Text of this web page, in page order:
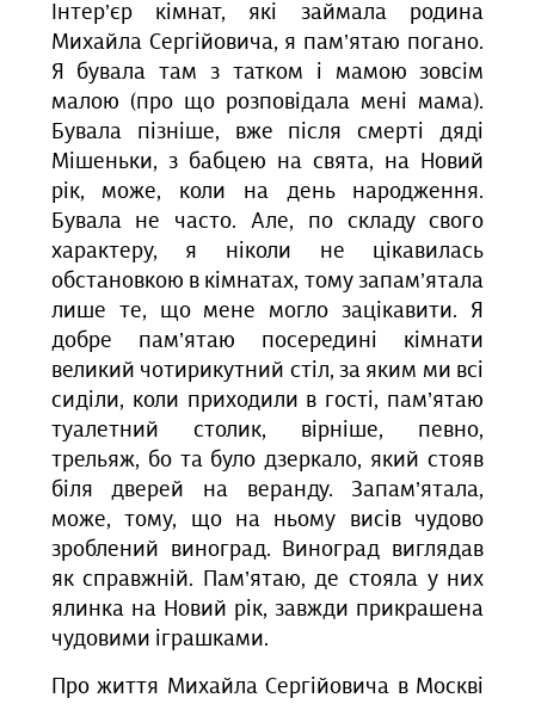
Інтер’єр кімнат, які займала родина
Михайла Сергійовича, я пам’ятаю погано.
Я бувала там з татком і мамою зовсім
малою (про що розповідала мені мама).
Бувала пізніше, вже після смерті дяді
Мішеньки, з бабцею на свята, на Новий
рік, може, коли на день народження.
Бувала не часто. Але, по складу свого
характеру, я ніколи не цікавилась
обстановкою в кімнатах, тому запам’ятала
лише те, що мене могло зацікавити. Я
добре пам’ятаю посередині кімнати
великий чотирикутний стіл, за яким ми всі
сиділи, коли приходили в гості, пам’ятаю
туалетний столик, вірніше, певно,
трельяж, бо та було дзеркало, який стояв
біля дверей на веранду. Запам’ятала,
може, тому, що на ньому висів чудово
зроблений виноград. Виноград виглядав
як справжній. Пам’ятаю, де стояла у них
ялинка на Новий рік, завжди прикрашена
чудовими іграшками.
Про життя Михайла Сергійовича в Москві